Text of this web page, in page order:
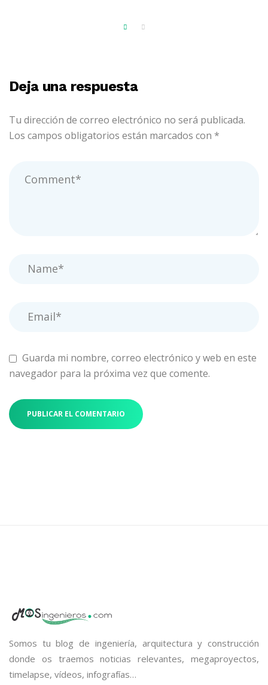
Deja una respuesta
Tu dirección de correo electrónico no será publicada.
Los campos obligatorios están marcados con *
Guarda mi nombre, correo electrónico y web en este
navegador para la próxima vez que comente.
Somos tu blog de ingeniería, arquitectura y construcción
donde os traemos noticias relevantes, megaproyectos,
timelapse, vídeos, infografías…